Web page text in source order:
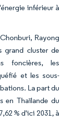
inférieur à
Rayong
grand cluster de
foncières, les
et les sous-
La part du
en Thaïlande du
% d'ici 2031, à